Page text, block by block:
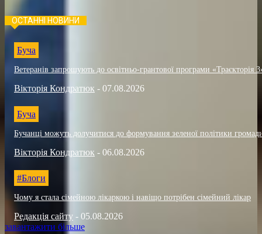
ОСТАННІ НОВИНИ
Буча
Ветеранів запрошують до освітньо-грантової програми «Траєкторія
Вікторія Кондратюк - 07.08.2026
Буча
Бучанці можуть долучитися до формування зеленої політики
Вікторія Кондратюк - 06.08.2026
#Блоги
Чому я стала сімейною лікаркою і навіщо потрібен сімейний лікар
Редакція сайту - 05.08.2026
завантажити більше